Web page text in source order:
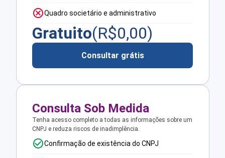
Quadro societário e administrativo
Gratuito(R$0,00)
Consultar grátis
Consulta Sob Medida
Tenha acesso completo a todas as informações sobre um
CNPJ e reduza riscos de inadimplência.
Confirmação de existência do CNPJ